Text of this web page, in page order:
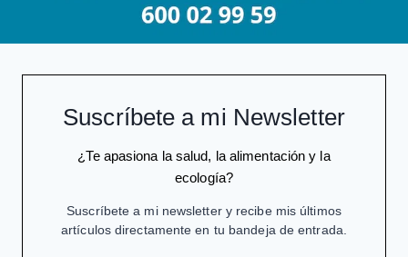
Suscríbete a mi Newsletter
¿Te apasiona la salud, la alimentación y la
ecología?
Suscríbete a mi newsletter y recibe mis últimos
artículos directamente en tu bandeja de entrada.